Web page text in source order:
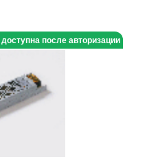
после авторизации